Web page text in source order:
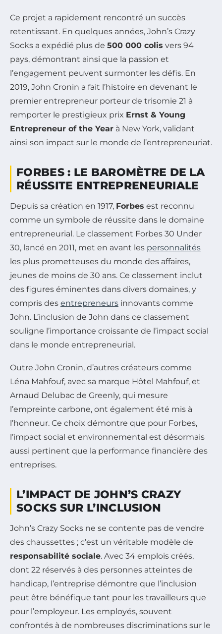
Ce projet a rapidement rencontré un succès
retentissant. En quelques années, John’s Crazy
Socks a expédié plus de 500 000 colis vers 94
pays, démontrant ainsi que la passion et
l’engagement peuvent surmonter les défis. En
2019, John Cronin a fait l’histoire en devenant le
premier entrepreneur porteur de trisomie 21 à
remporter le prestigieux prix Ernst & Young
Entrepreneur of the Year à New York, validant
ainsi son impact sur le monde de l’entrepreneuriat.
FORBES : LE BAROMÈTRE DE LA
RÉUSSITE ENTREPRENEURIALE
Depuis sa création en 1917, Forbes est reconnu
comme un symbole de réussite dans le domaine
entrepreneurial. Le classement Forbes 30 Under
30, lancé en 2011, met en avant les personnalités
les plus prometteuses du monde des affaires,
jeunes de moins de 30 ans. Ce classement inclut
des figures éminentes dans divers domaines, y
compris des entrepreneurs innovants comme
John. L’inclusion de John dans ce classement
souligne l’importance croissante de l’impact social
dans le monde entrepreneurial.
Outre John Cronin, d’autres créateurs comme
Léna Mahfouf, avec sa marque Hôtel Mahfouf, et
Arnaud Delubac de Greenly, qui mesure
l’empreinte carbone, ont également été mis à
l’honneur. Ce choix démontre que pour Forbes,
l’impact social et environnemental est désormais
aussi pertinent que la performance financière des
entreprises.
L’IMPACT DE JOHN’S CRAZY
SOCKS SUR L’INCLUSION
John’s Crazy Socks ne se contente pas de vendre
des chaussettes ; c’est un véritable modèle de
responsabilité sociale. Avec 34 emplois créés,
dont 22 réservés à des personnes atteintes de
handicap, l’entreprise démontre que l’inclusion
peut être bénéfique tant pour les travailleurs que
pour l’employeur. Les employés, souvent
confrontés à de nombreuses discriminations sur le